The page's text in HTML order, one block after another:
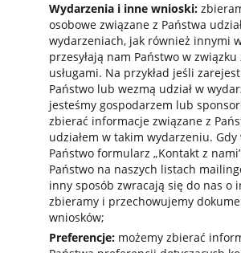
Wydarzenia i inne wnioski:
osobowe związane z Państwa
wydarzeniach, jak również innymi
przesyłają nam Państwo w związku
usługami. Na przykład jeśli
Państwo lub wezmą udział w
jesteśmy gospodarzem lub
zbierać informacje związane z
udziałem w takim wydarzeniu. Gdy
Państwo formularz „Kontakt z
Państwo na naszych listach
inny sposób zwracają się do nas o
zbieramy i przechowujemy
wniosków;
Preferencje: możemy zbierać